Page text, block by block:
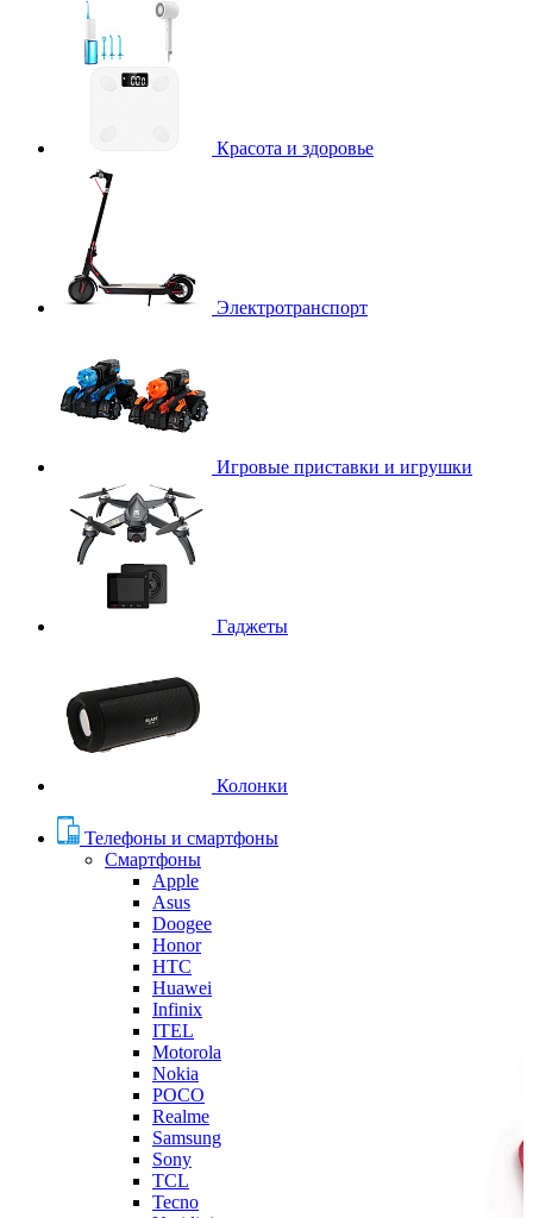
Красота и здоровье
Электротранспорт
Игровые приставки и игрушки
Гаджеты
Колонки
Телефоны и смартфоны
Смартфоны
Apple
Asus
Doogee
Honor
HTC
Huawei
Infinix
ITEL
Motorola
Nokia
POCO
Realme
Samsung
Sony
TCL
Tecno